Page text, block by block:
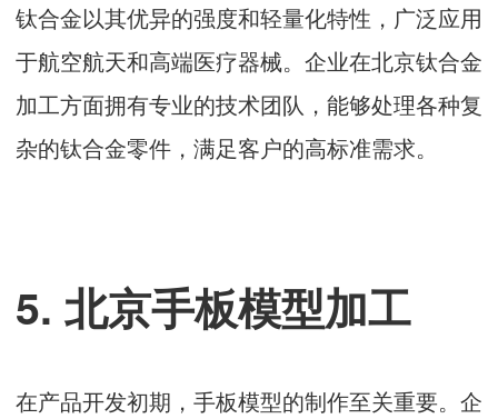
钛合金以其优异的强度和轻量化特性，广泛应用
于航空航天和高端医疗器械。企业在北京钛合金
加工方面拥有专业的技术团队，能够处理各种复
杂的钛合金零件，满足客户的高标准需求。
5. 北京手板模型加工
在产品开发初期，手板模型的制作至关重要。企